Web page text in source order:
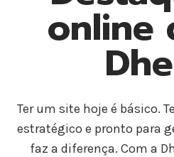
online
Ter um site hoje é básico.
estratégico e pronto para
faz a diferença. Com a